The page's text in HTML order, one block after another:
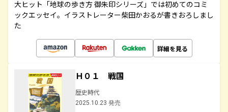
大ヒット「地球の歩き方 御朱印シリーズ」では初めてのコミ
ックエッセイ。イラストレーター柴田かおるが書きおろしまし
た
詳細を見る
Ｈ０１ 戦国
歴史時代
2025.10.23 発売